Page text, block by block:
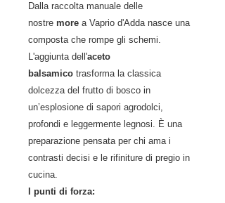
Dalla raccolta manuale delle
nostre more a Vaprio d'Adda nasce una
composta che rompe gli schemi.
L'aggiunta dell'aceto
balsamico trasforma la classica
dolcezza del frutto di bosco in
un’esplosione di sapori agrodolci,
profondi e leggermente legnosi. È una
preparazione pensata per chi ama i
contrasti decisi e le rifiniture di pregio in
cucina.
I punti di forza: